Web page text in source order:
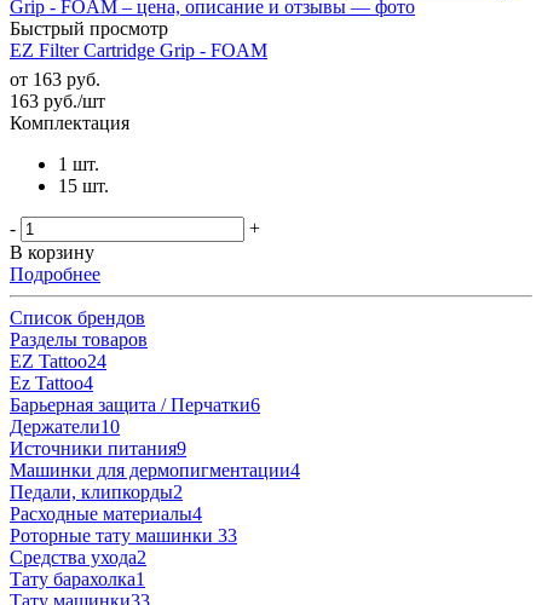
Быстрый просмотр
EZ Filter Cartridge Grip - FOAM
от 163 руб.
163 руб./шт
Комплектация
1 шт.
15 шт.
-
+
В корзину
Подробнее
Список брендов
Разделы товаров
EZ Tattoo24
Ez Tattoo4
Барьерная защита / Перчатки6
Держатели10
Источники питания9
Машинки для дермопигментации4
Педали, клипкорды2
Расходные материалы4
Роторные тату машинки 33
Средства ухода2
Тату барахолка1